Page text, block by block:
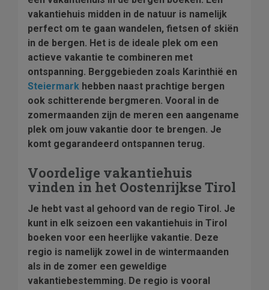
vakantiehuis midden in de natuur is namelijk
perfect om te gaan wandelen, fietsen of skiën
in de bergen. Het is de ideale plek om een
actieve vakantie te combineren met
ontspanning. Berggebieden zoals Karinthië en
Steiermark hebben naast prachtige bergen
ook schitterende bergmeren. Vooral in de
zomermaanden zijn de meren een aangename
plek om jouw vakantie door te brengen. Je
komt gegarandeerd ontspannen terug.
Voordelige vakantiehuis
vinden in het Oostenrijkse Tirol
Je hebt vast al gehoord van de regio Tirol. Je
kunt in elk seizoen een vakantiehuis in Tirol
boeken voor een heerlijke vakantie. Deze
regio is namelijk zowel in de wintermaanden
als in de zomer een geweldige
vakantiebestemming. De regio is vooral